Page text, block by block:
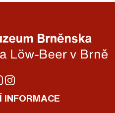
INFORMACE